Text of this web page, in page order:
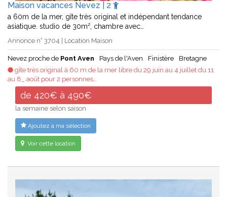
Maison vacances Nevez | 2
a 60m de la mer, gîte très original et indépendant tendance
asiatique. studio de 30m², chambre avec…
Annonce n° 3704 | Location Maison
Nevez proche de Pont Aven Pays de l'Aven Finistère
Bretagne
gîte très original à 60 m de la mer libre du 29 juin au 4 juillet du 11
au 8_ août pour 2 personnes…
de 420€ à 490€
la semaine selon saison
Ajoutez à ma sélection
Voir cette location